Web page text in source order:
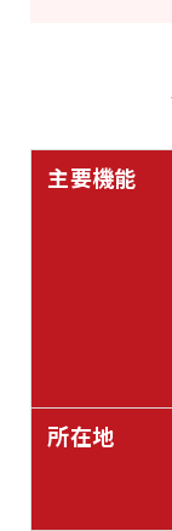
主要機能
所在地